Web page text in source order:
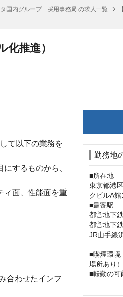
タ国内グループ 採用事務局 の求人一覧
化推進）
て以下の業務を
するものから、
ィ面、性能面を重
合わせたインフ
勤務地
■所在地
東京都港
クビルA館
■最寄駅
都営地下
都営地下
JR山手線
■喫煙環境
場所あり）
■転勤の可